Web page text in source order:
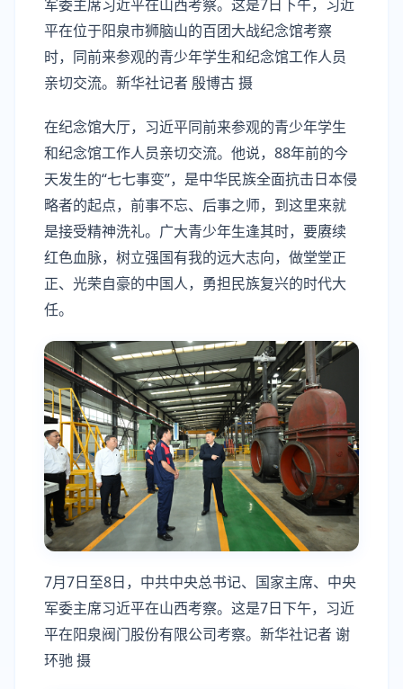
军委主席习近平在山西考察。这是7日下午，习近
平在位于阳泉市狮脑山的百团大战纪念馆考察
时，同前来参观的青少年学生和纪念馆工作人员
亲切交流。新华社记者 殷博古 摄
在纪念馆大厅，习近平同前来参观的青少年学生
和纪念馆工作人员亲切交流。他说，88年前的今
天发生的“七七事变”，是中华民族全面抗击日本侵
略者的起点，前事不忘、后事之师，到这里来就
是接受精神洗礼。广大青少年生逢其时，要赓续
红色血脉，树立强国有我的远大志向，做堂堂正
正、光荣自豪的中国人，勇担民族复兴的时代大
任。
7月7日至8日，中共中央总书记、国家主席、中央
军委主席习近平在山西考察。这是7日下午，习近
平在阳泉阀门股份有限公司考察。新华社记者 谢
环驰 摄